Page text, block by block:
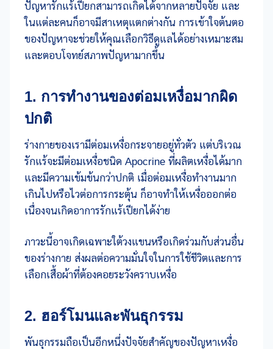
ปัญหารักแร้เปียกสามารถเกิดได้จากหลายปัจจัย และ
ในแต่ละคนก็อาจมีสาเหตุแตกต่างกัน การเข้าใจต้นตอ
ของปัญหาจะช่วยให้คุณเลือกวิธีดูแลได้อย่างเหมาะสม
และตอบโจทย์สภาพปัญหามากขึ้น
1. การทำงานของต่อมเหงื่อมากผิด
ปกติ
ร่างกายของเรามีต่อมเหงื่อกระจายอยู่ทั่วตัว แต่บริเวณ
รักแร้จะมีต่อมเหงื่อชนิด Apocrine ที่ผลิตเหงื่อได้มาก
และมีความเข้มข้นกว่าปกติ เมื่อต่อมเหงื่อทำงานมาก
เกินไปหรือไวต่อการกระตุ้น ก็อาจทำให้เหงื่อออกต่อ
เนื่องจนเกิดอาการรักแร้เปียกได้ง่าย
ภาวะนี้อาจเกิดเฉพาะใต้วงแขนหรือเกิดร่วมกับส่วนอื่น
ของร่างกาย ส่งผลต่อความมั่นใจในการใช้ชีวิตและการ
เลือกเสื้อผ้าที่ต้องคอยระวังคราบเหงื่อ
2. ฮอร์โมนและพันธุกรรม
พันธุกรรมถือเป็นอีกหนึ่งปัจจัยสำคัญของปัญหาเหงื่อ